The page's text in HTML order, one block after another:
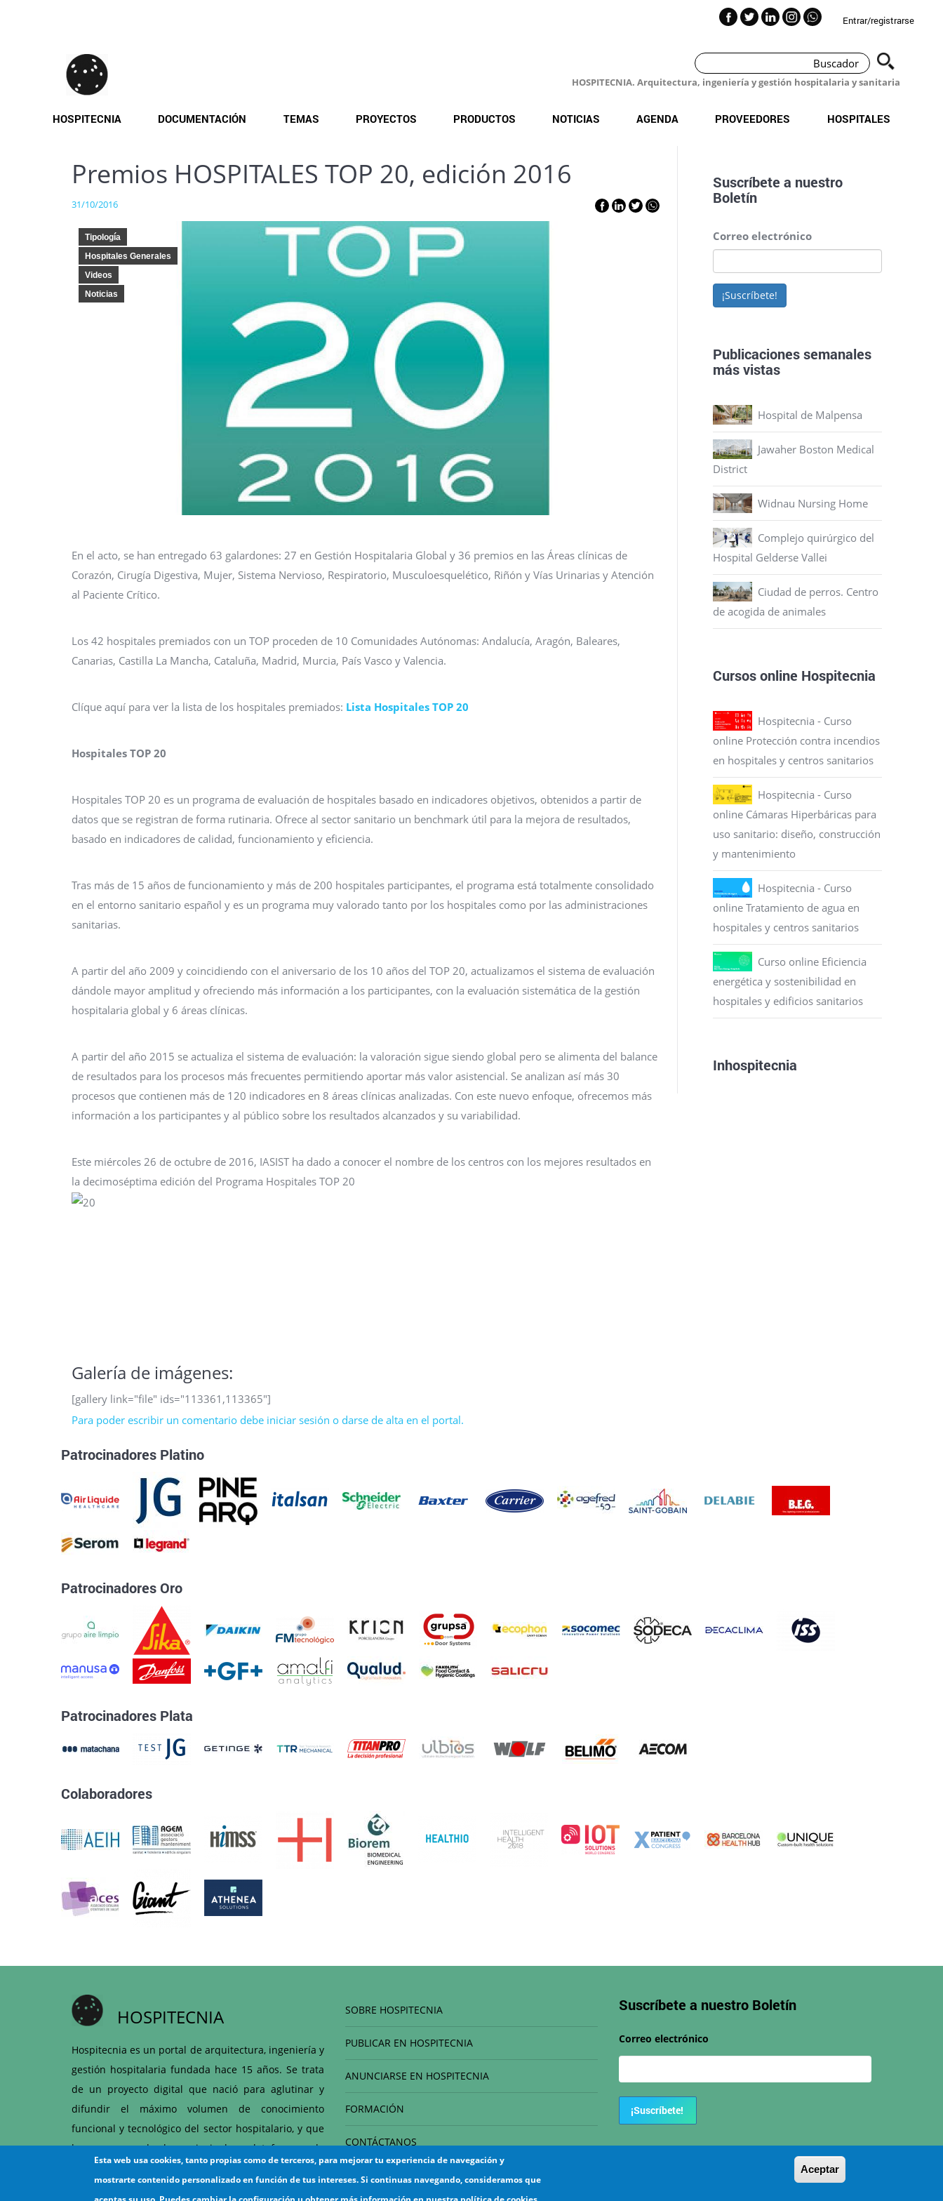
Entrar/registrarse
HOSPITECNIA. Arquitectura, ingeniería y gestión hospitalaria y sanitaria
HOSPITECNIA DOCUMENTACIÓN TEMAS PROYECTOS PRODUCTOS NOTICIAS AGENDA PROVEEDORES HOSPITALES
Premios HOSPITALES TOP 20, edición 2016
31/10/2016
Tipología
Hospitales Generales
Videos
Noticias
En el acto, se han entregado 63 galardones: 27 en Gestión Hospitalaria Global y 36 premios en las Áreas clínicas de
Corazón, Cirugía Digestiva, Mujer, Sistema Nervioso, Respiratorio, Musculoesquelético, Riñón y Vías Urinarias y Atención
al Paciente Crítico.
Los 42 hospitales premiados con un TOP proceden de 10 Comunidades Autónomas: Andalucía, Aragón, Baleares,
Canarias, Castilla La Mancha, Cataluña, Madrid, Murcia, País Vasco y Valencia.
Clíque aquí para ver la lista de los hospitales premiados: Lista Hospitales TOP 20
Hospitales TOP 20
Hospitales TOP 20 es un programa de evaluación de hospitales basado en indicadores objetivos, obtenidos a partir de
datos que se registran de forma rutinaria. Ofrece al sector sanitario un benchmark útil para la mejora de resultados,
basado en indicadores de calidad, funcionamiento y eficiencia.
Tras más de 15 años de funcionamiento y más de 200 hospitales participantes, el programa está totalmente consolidado
en el entorno sanitario español y es un programa muy valorado tanto por los hospitales como por las administraciones
sanitarias.
A partir del año 2009 y coincidiendo con el aniversario de los 10 años del TOP 20, actualizamos el sistema de evaluación
dándole mayor amplitud y ofreciendo más información a los participantes, con la evaluación sistemática de la gestión
hospitalaria global y 6 áreas clínicas.
A partir del año 2015 se actualiza el sistema de evaluación: la valoración sigue siendo global pero se alimenta del balance
de resultados para los procesos más frecuentes permitiendo aportar más valor asistencial. Se analizan así más 30
procesos que contienen más de 120 indicadores en 8 áreas clínicas analizadas. Con este nuevo enfoque, ofrecemos más
información a los participantes y al público sobre los resultados alcanzados y su variabilidad.
Este miércoles 26 de octubre de 2016, IASIST ha dado a conocer el nombre de los centros con los mejores resultados en
la decimoséptima edición del Programa Hospitales TOP 20
Galería de imágenes:
[gallery link="file" ids="113361,113365"]
Para poder escribir un comentario debe iniciar sesión o darse de alta en el portal.
Suscríbete a nuestro
Boletín
Correo electrónico
¡Suscríbete!
Publicaciones semanales
más vistas
Hospital de Malpensa
Jawaher Boston Medical
District
Widnau Nursing Home
Complejo quirúrgico del
Hospital Gelderse Vallei
Ciudad de perros. Centro
de acogida de animales
Cursos online Hospitecnia
Hospitecnia - Curso
online Protección contra incendios
en hospitales y centros sanitarios
Hospitecnia - Curso
online Cámaras Hiperbáricas para
uso sanitario: diseño, construcción
y mantenimiento
Hospitecnia - Curso
online Tratamiento de agua en
hospitales y centros sanitarios
Curso online Eficiencia
energética y sostenibilidad en
hospitales y edificios sanitarios
Inhospitecnia
Patrocinadores Platino
Patrocinadores Oro
Patrocinadores Plata
Colaboradores
HOSPITECNIA
Hospitecnia es un portal de arquitectura, ingeniería y
gestión hospitalaria fundada hace 15 años. Se trata
de un proyecto digital que nació para aglutinar y
difundir el máximo volumen de conocimiento
funcional y tecnológico del sector hospitalario, y que
hoy es una de las principales plataformas de
articulación entre hospitales y proveedores del
ámbito sanitario.
SOBRE HOSPITECNIA
PUBLICAR EN HOSPITECNIA
ANUNCIARSE EN HOSPITECNIA
FORMACIÓN
CONTÁCTANOS
Suscríbete a nuestro Boletín
Correo electrónico
¡Suscríbete!
Esta web usa cookies, tanto propias como de terceros, para mejorar tu experiencia de navegación y
mostrarte contenido personalizado en función de tus intereses. Si continuas navegando, consideramos que
Aceptar